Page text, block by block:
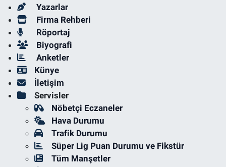
Yazarlar
Firma Rehberi
Röportaj
Biyografi
Anketler
Künye
İletişim
Servisler
Nöbetçi Eczaneler
Hava Durumu
Trafik Durumu
Süper Lig Puan Durumu ve Fikstür
Tüm Manşetler